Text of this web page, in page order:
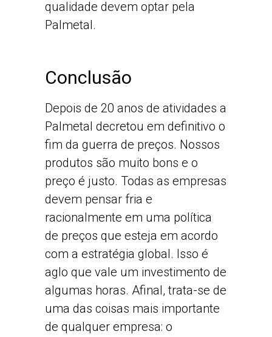
qualidade devem optar pela
Palmetal.
Conclusão
Depois de 20 anos de atividades a
Palmetal decretou em definitivo o
fim da guerra de preços. Nossos
produtos são muito bons e o
preço é justo. Todas as empresas
devem pensar fria e
racionalmente em uma política
de preços que esteja em acordo
com a estratégia global. Isso é
aglo que vale um investimento de
algumas horas. Afinal, trata-se de
uma das coisas mais importante
de qualquer empresa: o